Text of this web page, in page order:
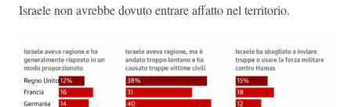
Israele non avrebbe dovuto entrare affatto nel territorio.